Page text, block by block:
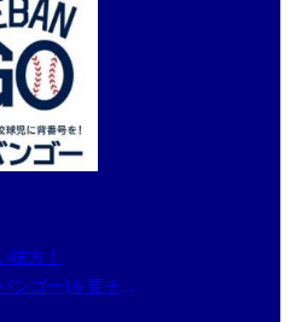
味方！
ンゴー)を要チェ